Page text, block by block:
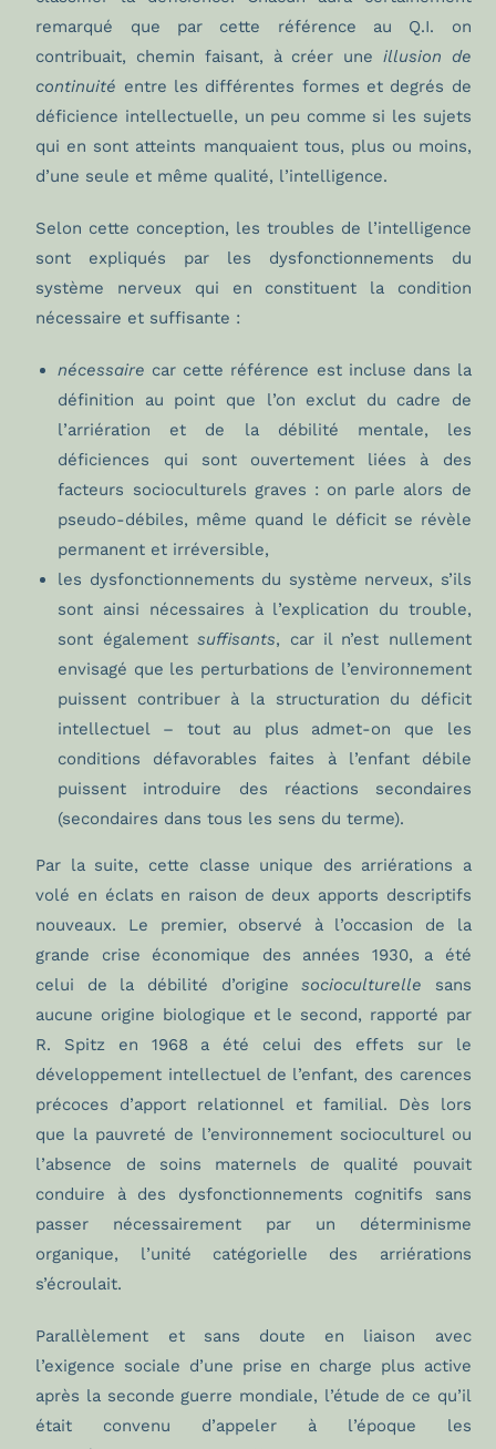
remarqué que par cette référence au Q.I. on
contribuait, chemin faisant, à créer une illusion de
continuité entre les différentes formes et degrés de
déficience intellectuelle, un peu comme si les sujets
qui en sont atteints manquaient tous, plus ou moins,
d’une seule et même qualité, l’intelligence.
Selon cette conception, les troubles de l’intelligence
sont expliqués par les dysfonctionnements du
système nerveux qui en constituent la condition
nécessaire et suffisante :
nécessaire car cette référence est incluse dans la
définition au point que l’on exclut du cadre de
l’arriération et de la débilité mentale, les
déficiences qui sont ouvertement liées à des
facteurs socioculturels graves : on parle alors de
pseudo-débiles, même quand le déficit se révèle
permanent et irréversible,
les dysfonctionnements du système nerveux, s’ils
sont ainsi nécessaires à l’explication du trouble,
sont égalementsuffisants, car il n’est nullement
envisagé que les perturbations de l’environnement
puissent contribuer à la structuration du déficit
intellectuel – tout au plus admet-on que les
conditions défavorables faites à l’enfant débile
puissent introduire des réactions secondaires
(secondaires dans tous les sens du terme).
Par la suite, cette classe unique des arriérations a
volé en éclats en raison de deux apports descriptifs
nouveaux. Le premier, observé à l’occasion de la
grande crise économique des années 1930, a été
celui de la débilité d’originesocioculturelle sans
aucune origine biologique et le second, rapporté par
R. Spitz en 1968 a été celui des effets sur le
développement intellectuel de l’enfant, des carences
précoces d’apport relationnel et familial. Dès lors
que la pauvreté de l’environnement socioculturel ou
l’absence de soins maternels de qualité pouvait
conduire à des dysfonctionnements cognitifs sans
passer nécessairement par un déterminisme
organique, l’unité catégorielle des arriérations
s’écroulait.
Parallèlement et sans doute en liaison avec
l’exigence sociale d’une prise en charge plus active
après la seconde guerre mondiale, l’étude de ce qu’il
était convenu d’appeler à l’époque les